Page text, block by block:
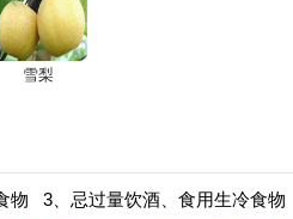
雪梨
物 3、忌过量饮酒、食用生冷食物